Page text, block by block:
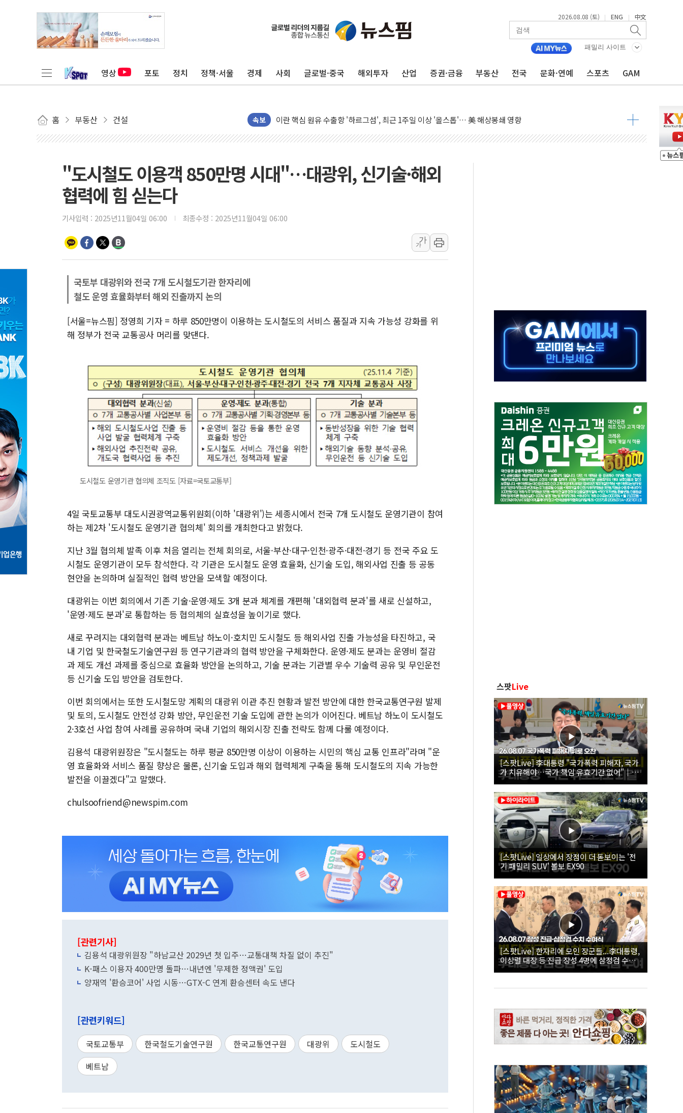
2026.08.08 (토) | ENG | 中文
패밀리 사이트
영상 포토 정치 정책·서울 경제 사회 글로벌·중국 해외투자 산업 증권·금융 부동산 전국 문화·연예 스포츠 GAM
홈 부동산 건설 속보
유럽증시, 美 고용 예상 밖 부진에 연준 금리 인상 가능성 낮아지며 상승… STOXX 600 지수는 나흘 연속 최고치
미 연준 매파 기세 꺾이나…고용 감소에 9월 동결 전망 우세
트럼프, 백신·자폐증 행정명령 검토…"이르면 다음 주"
美 항소법원, 백악관 무도회장 공사 중단 명령…트럼프 제동
美 고용 쇼크에 엔화 장중 급등…시장은 "또 개입했나" 촉각
[AI MY 뉴스] 뉴욕 반도체주 프리뷰...美 고용 쇼크에 반도체주 '활짝'
[종합] 美 7월 고용 2만3000명 감소 '쇼크'…9월 금리 인상 기대 후퇴
[사진] 이슬람 수니파 3개국, 공동방위협정 체결
특정 정치인 측근 포항시 정책특보 내정설...포항시 '시끌'
李 "해남 태양광, 대한민국 다음 100년 밑거름…수도권 집중 완화 전환점"
이란와이어 "이란 최고지도자 위독…곧 사망해도 놀랍지 않아"
"도시철도 이용객 850만명 시대"…대광위, 신기술·해외
협력에 힘 싣는다
기사입력 : 2025년11월04일 06:00 최종수정 : 2025년11월04일 06:00
가
가
국토부 대광위와 전국 7개 도시철도기관 한자리에
철도 운영 효율화부터 해외 진출까지 논의
[서울=뉴스핌] 정영희 기자 = 하루 850만명이 이용하는 도시철도의 서비스 품질과 지속 가능성 강화를 위
해 정부가 전국 교통공사 머리를 맞댄다.
도시철도 운영기관 협의체 조직도 [자료=국토교통부]
4일 국토교통부 대도시권광역교통위원회(이하 '대광위')는 세종시에서 전국 7개 도시철도 운영기관이 참여
하는 제2차 '도시철도 운영기관 협의체' 회의를 개최한다고 밝혔다.
지난 3월 협의체 발족 이후 처음 열리는 전체 회의로, 서울·부산·대구·인천·광주·대전·경기 등 전국 주요 도
시철도 운영기관이 모두 참석한다. 각 기관은 도시철도 운영 효율화, 신기술 도입, 해외사업 진출 등 공동
현안을 논의하며 실질적인 협력 방안을 모색할 예정이다.
대광위는 이번 회의에서 기존 기술·운영·제도 3개 분과 체계를 개편해 '대외협력 분과'를 새로 신설하고,
'운영·제도 분과'로 통합하는 등 협의체의 실효성을 높이기로 했다.
새로 꾸려지는 대외협력 분과는 베트남 하노이·호치민 도시철도 등 해외사업 진출 가능성을 타진하고, 국
내 기업 및 한국철도기술연구원 등 연구기관과의 협력 방안을 구체화한다. 운영·제도 분과는 운영비 절감
과 제도 개선 과제를 중심으로 효율화 방안을 논의하고, 기술 분과는 기관별 우수 기술력 공유 및 무인운전
등 신기술 도입 방안을 검토한다.
이번 회의에서는 또한 도시철도망 계획의 대광위 이관 추진 현황과 발전 방안에 대한 한국교통연구원 발제
및 토의, 도시철도 안전성 강화 방안, 무인운전 기술 도입에 관한 논의가 이어진다. 베트남 하노이 도시철도
2·3호선 사업 참여 사례를 공유하며 국내 기업의 해외시장 진출 전략도 함께 다룰 예정이다.
김용석 대광위원장은 "도시철도는 하루 평균 850만명 이상이 이용하는 시민의 핵심 교통 인프라"라며 "운
영 효율화와 서비스 품질 향상은 물론, 신기술 도입과 해외 협력체계 구축을 통해 도시철도의 지속 가능한
발전을 이끌겠다"고 말했다.
chulsoofriend@newspim.com
[관련기사]
김용석 대광위원장 "하남교산 2029년 첫 입주…교통대책 차질 없이 추진"
K-패스 이용자 400만명 돌파…내년엔 '무제한 정액권' 도입
양재역 '환승코어' 사업 시동…GTX-C 연계 환승센터 속도 낸다
[관련키워드]
국토교통부 한국철도기술연구원 한국교통연구원 대광위
도시철도
베트남
스팟Live
[스팟Live] 李대통령 "국가폭력 피해자, 국가
가 치유해야…국가 책임 유효기간 없어"｜
26.08.07 국가폭력 피해자 위로 오찬
[스팟Live] 일상에서 장점이 더 돋보이는 '전
기 패밀리 SUV' 볼보 EX90
[스팟Live] 한자리에 모인 장군들...李대통령,
이상렬 대장 등 진급 장성 4명에 삼정검 수치
직접 수여｜26.08.07 장성 진급·삼정검 수치